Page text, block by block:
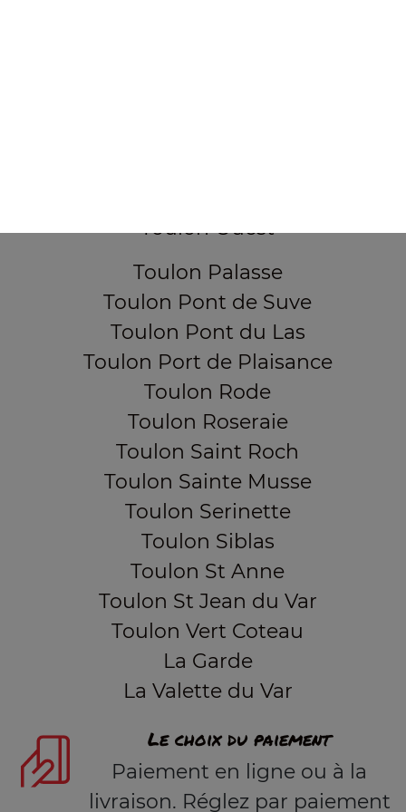
Toulon Ouest
Toulon Palasse
Toulon Pont de Suve
Toulon Pont du Las
Toulon Port de Plaisance
Toulon Rode
Toulon Roseraie
Toulon Saint Roch
Toulon Sainte Musse
Toulon Serinette
Toulon Siblas
Toulon St Anne
Toulon St Jean du Var
Toulon Vert Coteau
La Garde
La Valette du Var
Le choix du paiement
Paiement en ligne ou à la
livraison. Réglez par paiement